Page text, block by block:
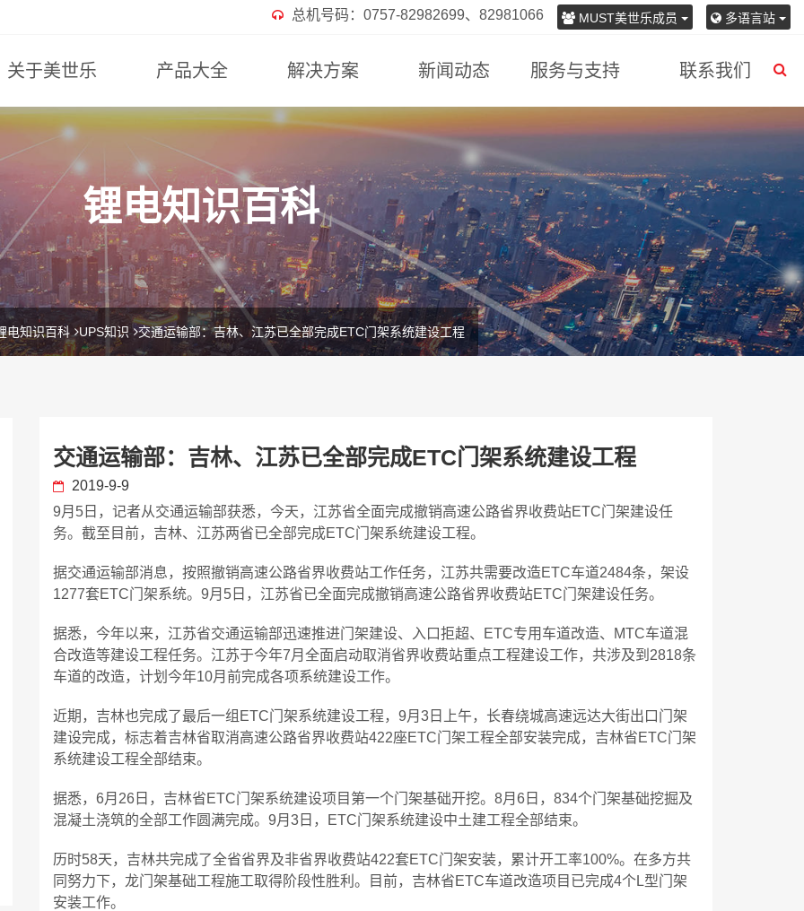
多语言站
MUST美世乐成员
总机号码：0757-82982699、82981066
关于美世乐 产品大全 解决方案 新闻动态 服务与支持 联系我们
锂电知识百科
电知识百科 UPS知识 交通运输部：吉林、江苏已全部完成ETC门架系统建设工程
交通运输部：吉林、江苏已全部完成ETC门架系统建设工程
2019-9-9
9月5日，记者从交通运输部获悉，今天，江苏省全面完成撤销高速公路省界收费站ETC门架建设任
务。截至目前，吉林、江苏两省已全部完成ETC门架系统建设工程。
据交通运输部消息，按照撤销高速公路省界收费站工作任务，江苏共需要改造ETC车道2484条，架设
1277套ETC门架系统。9月5日，江苏省已全面完成撤销高速公路省界收费站ETC门架建设任务。
据悉，今年以来，江苏省交通运输部迅速推进门架建设、入口拒超、ETC专用车道改造、MTC车道混
合改造等建设工程任务。江苏于今年7月全面启动取消省界收费站重点工程建设工作，共涉及到2818条
车道的改造，计划今年10月前完成各项系统建设工作。
近期，吉林也完成了最后一组ETC门架系统建设工程，9月3日上午，长春绕城高速远达大街出口门架
建设完成，标志着吉林省取消高速公路省界收费站422座ETC门架工程全部安装完成，吉林省ETC门架
系统建设工程全部结束。
据悉，6月26日，吉林省ETC门架系统建设项目第一个门架基础开挖。8月6日，834个门架基础挖掘及
混凝土浇筑的全部工作圆满完成。9月3日，ETC门架系统建设中土建工程全部结束。
历时58天，吉林共完成了全省省界及非省界收费站422套ETC门架安装，累计开工率100%。在多方共
同努力下，龙门架基础工程施工取得阶段性胜利。目前，吉林省ETC车道改造项目已完成4个L型门架
安装工作。